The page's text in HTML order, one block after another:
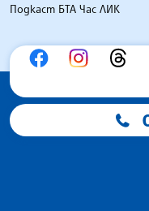
Подкаст БТА Час ЛИК